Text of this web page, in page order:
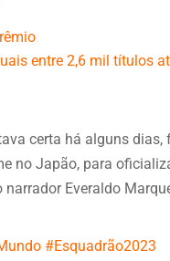
entre 2,6 mil títulos
certa há alguns
no Japão, para
Everaldo
#Esquadrão2023